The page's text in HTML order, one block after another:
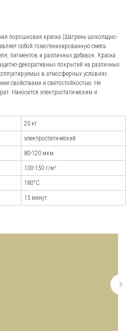
порошковая краска (Шагрень шоколадно-
собой гомогенизированную смесь
пигментов и различных добавок. Краска
декоративных покрытий на различных
в атмосферных условиях.
свойствами и светостойкостью. Не
Наносится электростатическим и
20 кг
электростатический
80-120 мкм
100-150 г/м²
180°С
15 минут
Марченко
отдела